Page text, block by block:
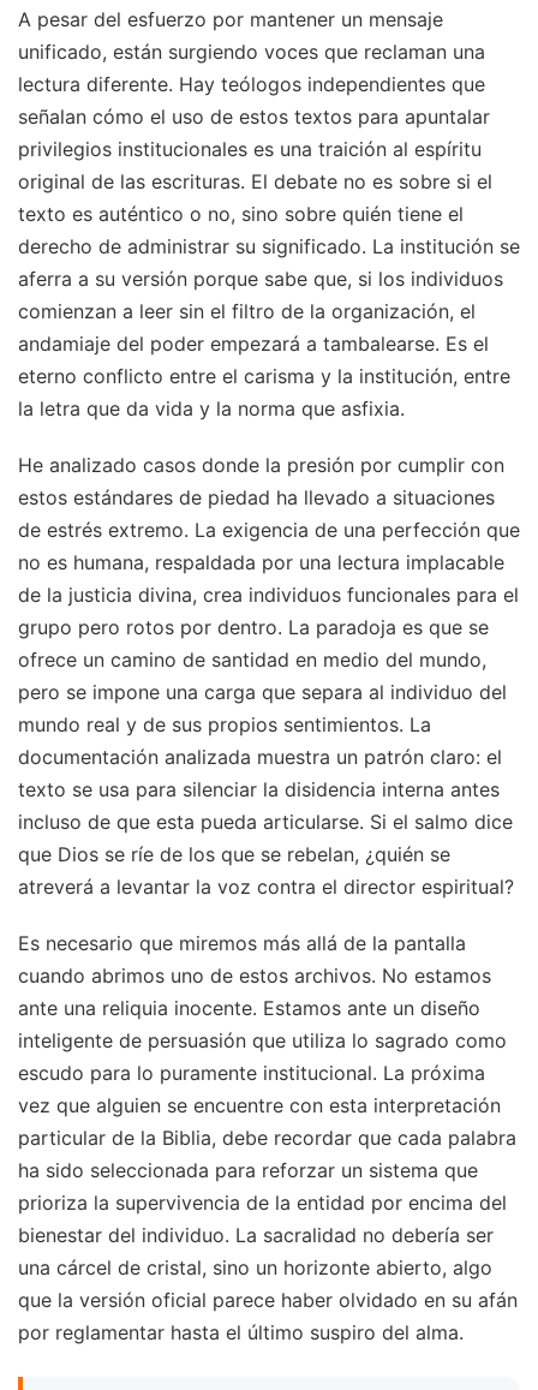
A pesar del esfuerzo por mantener un mensaje
unificado, están surgiendo voces que reclaman una
lectura diferente. Hay teólogos independientes que
señalan cómo el uso de estos textos para apuntalar
privilegios institucionales es una traición al espíritu
original de las escrituras. El debate no es sobre si el
texto es auténtico o no, sino sobre quién tiene el
derecho de administrar su significado. La institución se
aferra a su versión porque sabe que, si los individuos
comienzan a leer sin el filtro de la organización, el
andamiaje del poder empezará a tambalearse. Es el
eterno conflicto entre el carisma y la institución, entre
la letra que da vida y la norma que asfixia.
He analizado casos donde la presión por cumplir con
estos estándares de piedad ha llevado a situaciones
de estrés extremo. La exigencia de una perfección que
no es humana, respaldada por una lectura implacable
de la justicia divina, crea individuos funcionales para el
grupo pero rotos por dentro. La paradoja es que se
ofrece un camino de santidad en medio del mundo,
pero se impone una carga que separa al individuo del
mundo real y de sus propios sentimientos. La
documentación analizada muestra un patrón claro: el
texto se usa para silenciar la disidencia interna antes
incluso de que esta pueda articularse. Si el salmo dice
que Dios se ríe de los que se rebelan, ¿quién se
atreverá a levantar la voz contra el director espiritual?
Es necesario que miremos más allá de la pantalla
cuando abrimos uno de estos archivos. No estamos
ante una reliquia inocente. Estamos ante un diseño
inteligente de persuasión que utiliza lo sagrado como
escudo para lo puramente institucional. La próxima
vez que alguien se encuentre con esta interpretación
particular de la Biblia, debe recordar que cada palabra
ha sido seleccionada para reforzar un sistema que
prioriza la supervivencia de la entidad por encima del
bienestar del individuo. La sacralidad no debería ser
una cárcel de cristal, sino un horizonte abierto, algo
que la versión oficial parece haber olvidado en su afán
por reglamentar hasta el último suspiro del alma.